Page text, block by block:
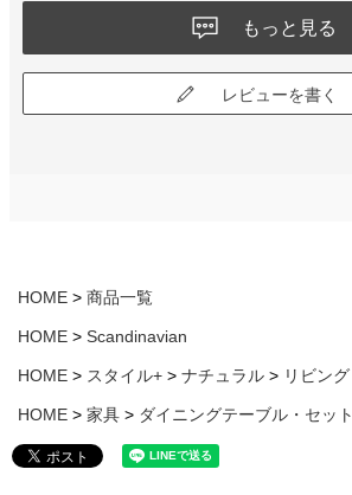
もっと見る
レビューを書く
HOME 商品一覧
HOME Scandinavian
HOME スタイル+ ナチュラル リビング
HOME 家具 ダイニングテーブル・セット